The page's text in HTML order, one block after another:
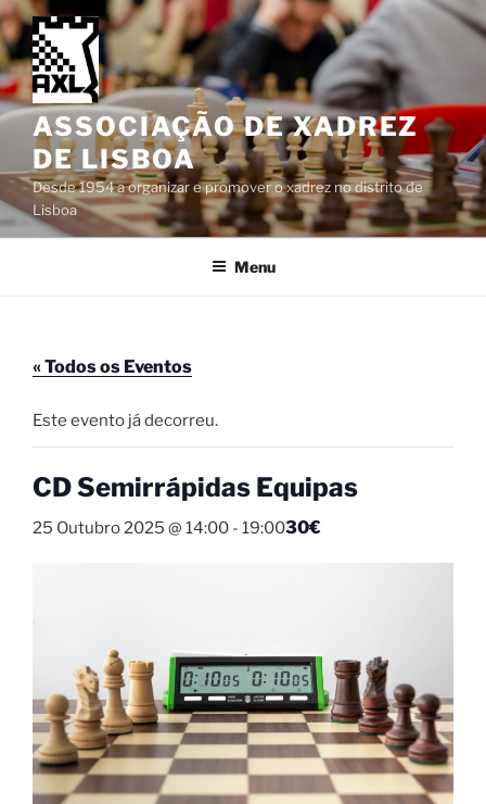
Saltar
para
o
conteúdo
ASSOCIAÇÃO DE XADREZ
DE LISBOA
Desde 1954 a organizar e promover o xadrez no distrito de
Lisboa
Menu
« Todos os Eventos
Este evento já decorreu.
CD Semirrápidas Equipas
25 Outubro 2025 @ 14:00 - 19:0030€